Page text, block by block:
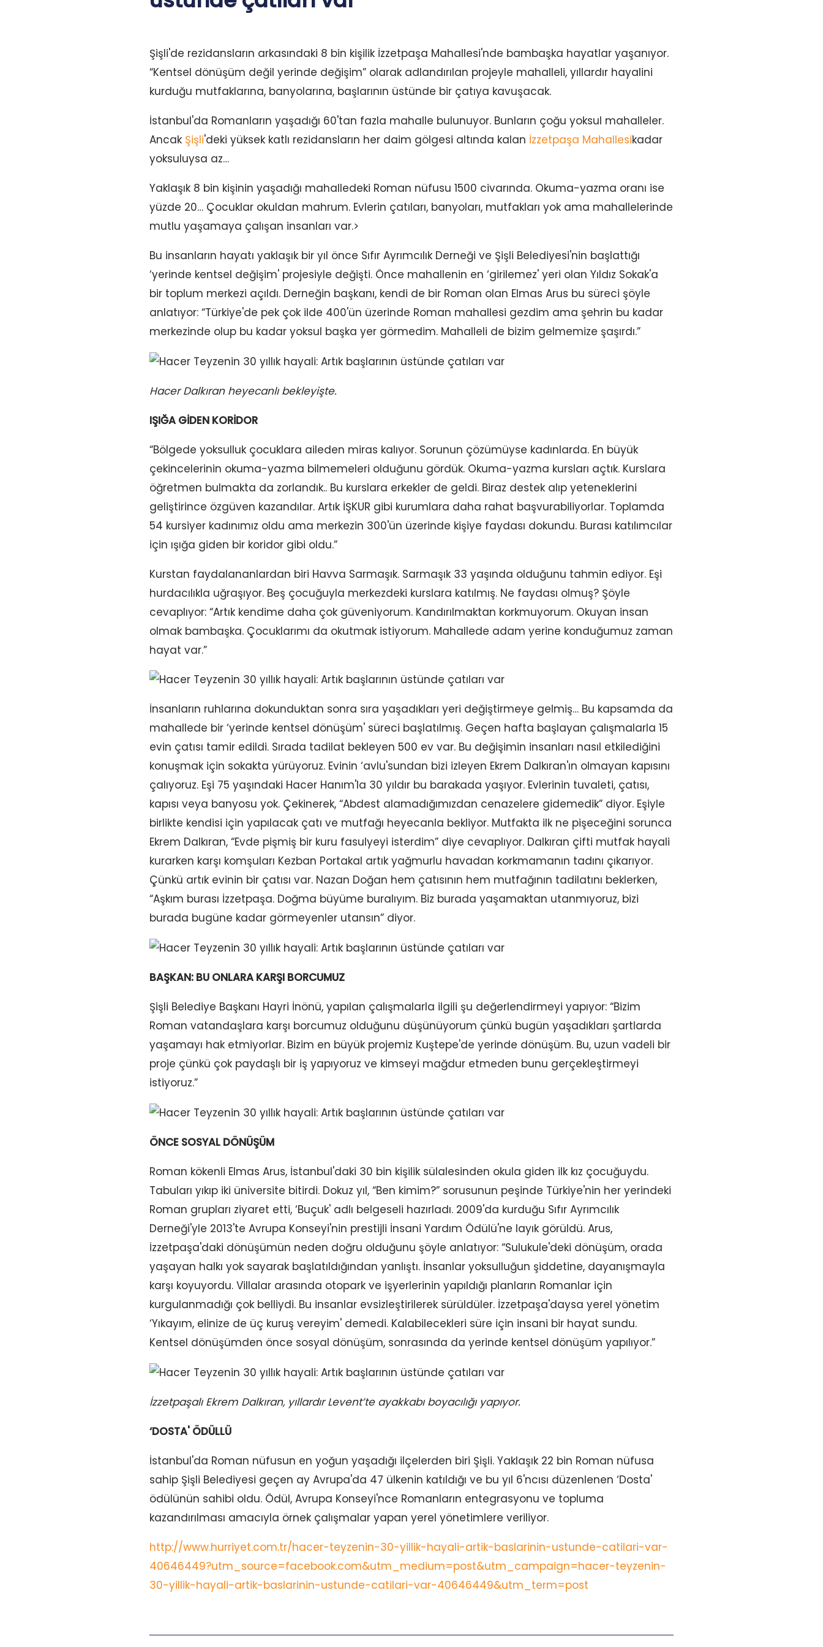
Şişli'de rezidansların arkasındaki 8 bin kişilik İzzetpaşa Mahallesi'nde bambaşka hayatlar yaşanıyor.
“Kentsel dönüşüm değil yerinde değişim” olarak adlandırılan projeyle mahalleli, yıllardır hayalini
kurduğu mutfaklarına, banyolarına, başlarının üstünde bir çatıya kavuşacak.
İstanbul'da Romanların yaşadığı 60'tan fazla mahalle bulunuyor. Bunların çoğu yoksul mahalleler.
Ancak Şişli'deki yüksek katlı rezidansların her daim gölgesi altında kalan İzzetpaşa Mahallesikadar
yoksuluysa az…
Yaklaşık 8 bin kişinin yaşadığı mahalledeki Roman nüfusu 1500 civarında. Okuma-yazma oranı ise
yüzde 20… Çocuklar okuldan mahrum. Evlerin çatıları, banyoları, mutfakları yok ama mahallelerinde
mutlu yaşamaya çalışan insanları var.>
Bu insanların hayatı yaklaşık bir yıl önce Sıfır Ayrımcılık Derneği ve Şişli Belediyesi'nin başlattığı
‘yerinde kentsel değişim' projesiyle değişti. Önce mahallenin en ‘girilemez' yeri olan Yıldız Sokak'a
bir toplum merkezi açıldı. Derneğin başkanı, kendi de bir Roman olan Elmas Arus bu süreci şöyle
anlatıyor: “Türkiye'de pek çok ilde 400'ün üzerinde Roman mahallesi gezdim ama şehrin bu kadar
merkezinde olup bu kadar yoksul başka yer görmedim. Mahalleli de bizim gelmemize şaşırdı.”
Hacer Dalkıran heyecanlı bekleyişte.
IŞIĞA GİDEN KORİDOR
“Bölgede yoksulluk çocuklara aileden miras kalıyor. Sorunun çözümüyse kadınlarda. En büyük
çekincelerinin okuma-yazma bilmemeleri olduğunu gördük. Okuma-yazma kursları açtık. Kurslara
öğretmen bulmakta da zorlandık.. Bu kurslara erkekler de geldi. Biraz destek alıp yeteneklerini
geliştirince özgüven kazandılar. Artık İŞKUR gibi kurumlara daha rahat başvurabiliyorlar. Toplamda
54 kursiyer kadınımız oldu ama merkezin 300'ün üzerinde kişiye faydası dokundu. Burası katılımcılar
için ışığa giden bir koridor gibi oldu.”
Kurstan faydalananlardan biri Havva Sarmaşık. Sarmaşık 33 yaşında olduğunu tahmin ediyor. Eşi
hurdacılıkla uğraşıyor. Beş çocuğuyla merkezdeki kurslara katılmış. Ne faydası olmuş? Şöyle
cevaplıyor: “Artık kendime daha çok güveniyorum. Kandırılmaktan korkmuyorum. Okuyan insan
olmak bambaşka. Çocuklarımı da okutmak istiyorum. Mahallede adam yerine konduğumuz zaman
hayat var.”
İnsanların ruhlarına dokunduktan sonra sıra yaşadıkları yeri değiştirmeye gelmiş… Bu kapsamda da
mahallede bir ‘yerinde kentsel dönüşüm' süreci başlatılmış. Geçen hafta başlayan çalışmalarla 15
evin çatısı tamir edildi. Sırada tadilat bekleyen 500 ev var. Bu değişimin insanları nasıl etkilediğini
konuşmak için sokakta yürüyoruz. Evinin ‘avlu'sundan bizi izleyen Ekrem Dalkıran'ın olmayan kapısını
çalıyoruz. Eşi 75 yaşındaki Hacer Hanım'la 30 yıldır bu barakada yaşıyor. Evlerinin tuvaleti, çatısı,
kapısı veya banyosu yok. Çekinerek, “Abdest alamadığımızdan cenazelere gidemedik” diyor. Eşiyle
birlikte kendisi için yapılacak çatı ve mutfağı heyecanla bekliyor. Mutfakta ilk ne pişeceğini sorunca
Ekrem Dalkıran, “Evde pişmiş bir kuru fasulyeyi isterdim” diye cevaplıyor. Dalkıran çifti mutfak hayali
kurarken karşı komşuları Kezban Portakal artık yağmurlu havadan korkmamanın tadını çıkarıyor.
Çünkü artık evinin bir çatısı var. Nazan Doğan hem çatısının hem mutfağının tadilatını beklerken,
“Aşkım burası İzzetpaşa. Doğma büyüme buralıyım. Biz burada yaşamaktan utanmıyoruz, bizi
burada bugüne kadar görmeyenler utansın” diyor.
BAŞKAN: BU ONLARA KARŞI BORCUMUZ
Şişli Belediye Başkanı Hayri İnönü, yapılan çalışmalarla ilgili şu değerlendirmeyi yapıyor: “Bizim
Roman vatandaşlara karşı borcumuz olduğunu düşünüyorum çünkü bugün yaşadıkları şartlarda
yaşamayı hak etmiyorlar. Bizim en büyük projemiz Kuştepe'de yerinde dönüşüm. Bu, uzun vadeli bir
proje çünkü çok paydaşlı bir iş yapıyoruz ve kimseyi mağdur etmeden bunu gerçekleştirmeyi
istiyoruz.”
ÖNCE SOSYAL DÖNÜŞÜM
Roman kökenli Elmas Arus, İstanbul'daki 30 bin kişilik sülalesinden okula giden ilk kız çocuğuydu.
Tabuları yıkıp iki üniversite bitirdi. Dokuz yıl, “Ben kimim?” sorusunun peşinde Türkiye'nin her yerindeki
Roman grupları ziyaret etti, ‘Buçuk' adlı belgeseli hazırladı. 2009'da kurduğu Sıfır Ayrımcılık
Derneği'yle 2013'te Avrupa Konseyi'nin prestijli İnsani Yardım Ödülü'ne layık görüldü. Arus,
İzzetpaşa'daki dönüşümün neden doğru olduğunu şöyle anlatıyor: “Sulukule'deki dönüşüm, orada
yaşayan halkı yok sayarak başlatıldığından yanlıştı. İnsanlar yoksulluğun şiddetine, dayanışmayla
karşı koyuyordu. Villalar arasında otopark ve işyerlerinin yapıldığı planların Romanlar için
kurgulanmadığı çok belliydi. Bu insanlar evsizleştirilerek sürüldüler. İzzetpaşa'daysa yerel yönetim
‘Yıkayım, elinize de üç kuruş vereyim' demedi. Kalabilecekleri süre için insani bir hayat sundu.
Kentsel dönüşümden önce sosyal dönüşüm, sonrasında da yerinde kentsel dönüşüm yapılıyor.”
İzzetpaşalı Ekrem Dalkıran, yıllardır Levent’te ayakkabı boyacılığı yapıyor.
‘DOSTA' ÖDÜLLÜ
İstanbul'da Roman nüfusun en yoğun yaşadığı ilçelerden biri Şişli. Yaklaşık 22 bin Roman nüfusa
sahip Şişli Belediyesi geçen ay Avrupa'da 47 ülkenin katıldığı ve bu yıl 6'ncısı düzenlenen ‘Dosta'
ödülünün sahibi oldu. Ödül, Avrupa Konseyi'nce Romanların entegrasyonu ve topluma
kazandırılması amacıyla örnek çalışmalar yapan yerel yönetimlere veriliyor.
http://www.hurriyet.com.tr/hacer-teyzenin-30-yillik-hayali-artik-baslarinin-ustunde-catilari-var-
40646449?utm_source=facebook.com&utm_medium=post&utm_campaign=hacer-teyzenin-
30-yillik-hayali-artik-baslarinin-ustunde-catilari-var-40646449&utm_term=post